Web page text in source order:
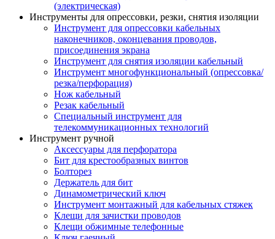
(электрическая)
Инструменты для опрессовки, резки, снятия изоляции
Инструмент для опрессовки кабельных
наконечников, оконцевания проводов,
присоединения экрана
Инструмент для снятия изоляции кабельный
Инструмент многофункциональный (опрессовка/
резка/перфорация)
Нож кабельный
Резак кабельный
Специальный инструмент для
телекоммуникационных технологий
Инструмент ручной
Аксессуары для перфоратора
Бит для крестообразных винтов
Болторез
Держатель для бит
Динамометрический ключ
Инструмент монтажный для кабельных стяжек
Клещи для зачистки проводов
Клещи обжимные телефонные